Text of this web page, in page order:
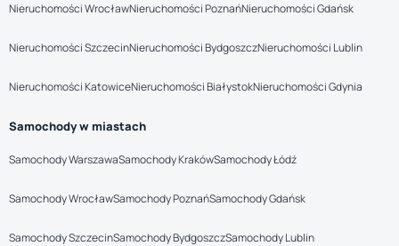
Nieruchomości WrocławNieruchomości PoznańNieruchomości Gdańsk
Nieruchomości SzczecinNieruchomości BydgoszczNieruchomości Lublin
Nieruchomości KatowiceNieruchomości BiałystokNieruchomości Gdynia
Samochody w miastach
Samochody WarszawaSamochody KrakówSamochody Łódź
Samochody WrocławSamochody PoznańSamochody Gdańsk
Samochody SzczecinSamochody BydgoszczSamochody Lublin